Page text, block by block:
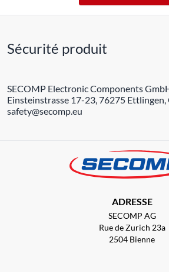
Sécurité produit
SECOMP Electronic Components
Einsteinstrasse 17-23, 76275 Ettlingen,
safety@secomp.eu
ADRESSE
SECOMP AG
Rue de Zurich 23a
2504 Bienne